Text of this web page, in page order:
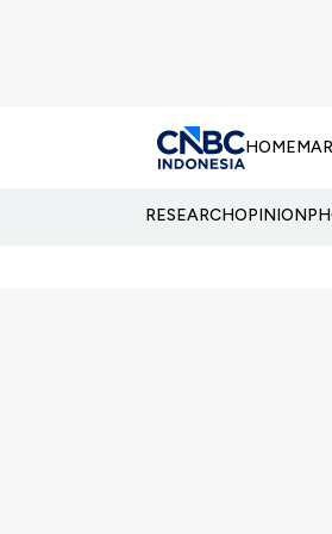
HOME
RESEARCHOPINION